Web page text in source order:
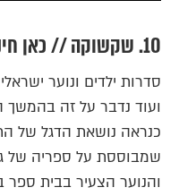
10. שקשוקה // כאן חינוכית
סדרות ילדים ונוער
ועוד נדבר על זה
כנראה נושאת הדגל של
שמבוססת על ספריה של
והנוער הצעיר בבית ספר